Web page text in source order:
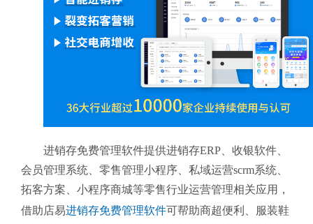
进销存免费管理软件提供进销存ERP、收银软件、
会员管理系统、零售管理小程序、私域运营scrm系统、
拓客方案、小程序商城等零售行业运营管理相关应用，
借助店易进销存免费管理软件可帮助商超便利、服装鞋